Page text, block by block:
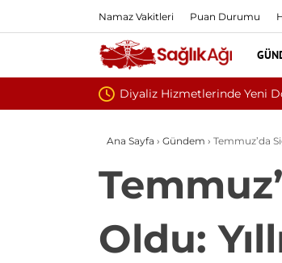
Namaz Vakitleri Puan Durumu
Ana Sayfa › Gündem › Temmuz’da
Oldu: